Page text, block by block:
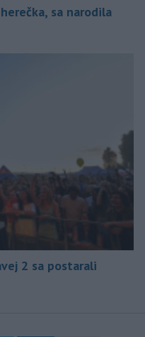
sa narodila
2 sa postarali